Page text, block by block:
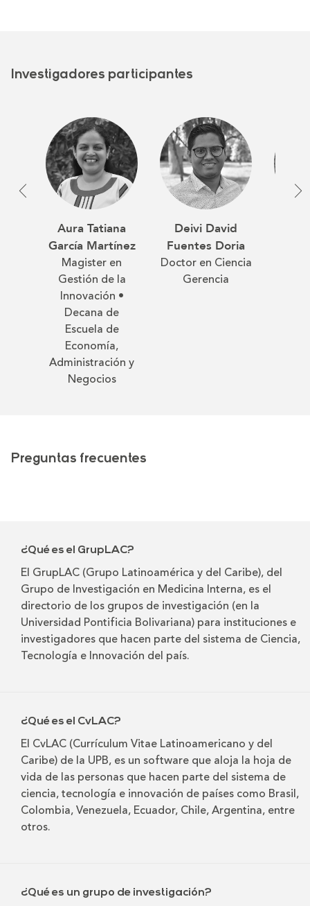
Investigadores participantes
Aura Tatiana
García Martínez
Magister en
Gestión de la
Innovación •
Decana de
Escuela de
Economía,
Administración y
Negocios
Deivi David
Fuentes Doria
Doctor en Ciencia
Gerencia
Preguntas frecuentes
¿Qué es el GrupLAC?
El GrupLAC (Grupo Latinoamérica y del Caribe), del
Grupo de Investigación en Medicina Interna, es el
directorio de los grupos de investigación (en la
Universidad Pontificia Bolivariana) para instituciones e
investigadores que hacen parte del sistema de Ciencia,
Tecnología e Innovación del país.
¿Qué es el CvLAC?
El CvLAC (Currículum Vitae Latinoamericano y del
Caribe) de la UPB, es un software que aloja la hoja de
vida de las personas que hacen parte del sistema de
ciencia, tecnología e innovación de países como Brasil,
Colombia, Venezuela, Ecuador, Chile, Argentina, entre
otros.
¿Qué es un grupo de investigación?